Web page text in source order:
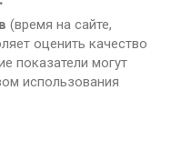
(время на сайте,
оценить качество
показатели могут
использования